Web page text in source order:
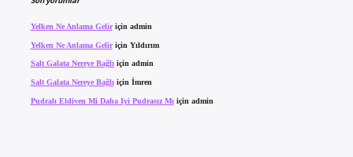
Yelken Ne Anlama Geliriçin admin
Yelken Ne Anlama Geliriçin Yıldırım
Salt Galata Nereye Bağlıiçin admin
Salt Galata Nereye Bağlı için İmren
Pudralı Eldiven Mi Daha Iyi Pudrasız Mı için admin